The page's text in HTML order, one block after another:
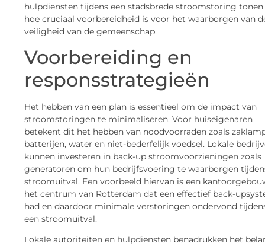
hulpdiensten tijdens een stadsbrede stroomstoring tonen
hoe cruciaal voorbereidheid is voor het waarborgen van
veiligheid van de gemeenschap.
Voorbereiding en
responsstrategieën
Het hebben van een plan is essentieel om de impact van
stroomstoringen te minimaliseren. Voor huiseigenaren
betekent dit het hebben van noodvoorraden zoals
batterijen, water en niet-bederfelijk voedsel. Lokale
kunnen investeren in back-up stroomvoorzieningen zoals
generatoren om hun bedrijfsvoering te waarborgen
stroomuitval. Een voorbeeld hiervan is een
het centrum van Rotterdam dat een effectief back-
had en daardoor minimale verstoringen ondervond
een stroomuitval.
Lokale autoriteiten en hulpdiensten benadrukken het